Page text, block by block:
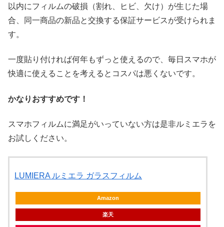
以内に​フィルムの破損（割れ、ヒビ、欠け）が生じた場
合、同一商品の新品と交換する保証サービスが受けられま
す。
一度貼り付ければ何年もずっと使えるので、毎日スマホが
快適に使えることを考えるとコスパは悪くないです。
かなりおすすめです！
スマホフィルムに満足がいっていない方は是非ルミエラを
お試しください。
LUMIERA ルミエラ ガラスフィルム
Amazon
楽天